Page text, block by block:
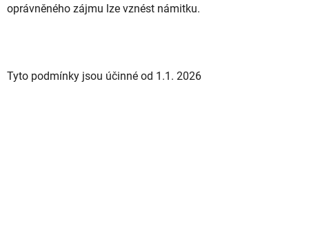
oprávněného zájmu lze vznést námitku.
Tyto podmínky jsou účinné od 1.1. 2026